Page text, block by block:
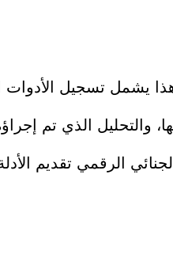
يشمل تسجيل الأدوات
والتحليل الذي تم
الرقمي تقديم